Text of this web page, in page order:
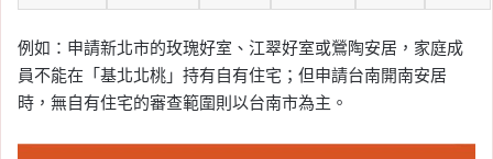
例如：申請新北市的玫瑰好室、江翠好室或鶯陶安居，家庭成
員不能在「基北北桃」持有自有住宅；但申請台南開南安居
時，無自有住宅的審查範圍則以台南市為主。